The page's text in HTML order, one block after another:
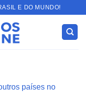
E DO MUNDO!
países no